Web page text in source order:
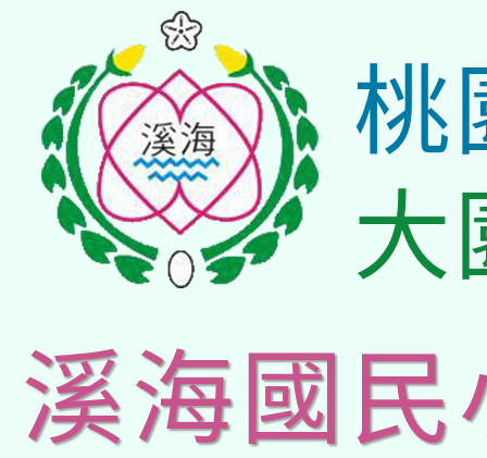
桃
大
溪海國民